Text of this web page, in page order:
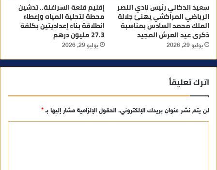
سعيد الدكالي رئيس نادي النصر
الرياضي المراكشي يهنئ جلالة
الملك محمد السادس بمناسبة
ذكرى عيد العرش المجيد
يوليو 29, 2026
إقليم قلعة السراغنة.. تدشين
محطة لتحلية المياه وإعطاء
انطلاقة بناء إعداديتين بكلفة
27.3 مليون درهم
يوليو 29, 2026
اترك تعليقاً
لن يتم نشر عنوان بريدك الإلكتروني. الحقول الإلزامية مشار إليها بـ*